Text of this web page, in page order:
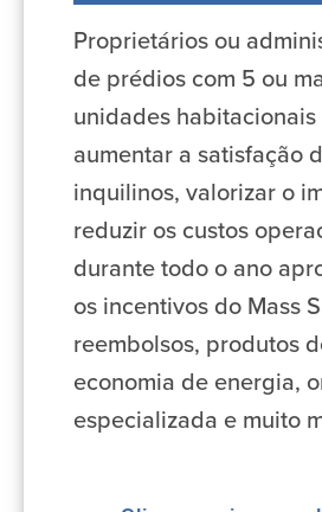
Proprietários ou
de prédios com 5 ou
unidades habitacionais
aumentar a satisfação
inquilinos, valorizar o
reduzir os custos
durante todo o ano
os incentivos do Mass
reembolsos, produtos
economia de energia,
especializada e muito